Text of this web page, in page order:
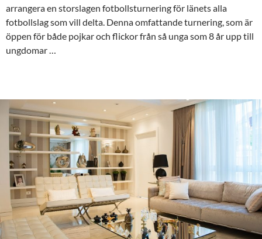
arrangera en storslagen fotbollsturnering för länets alla
fotbollslag som vill delta. Denna omfattande turnering, som är
öppen för både pojkar och flickor från så unga som 8 år upp till
ungdomar …